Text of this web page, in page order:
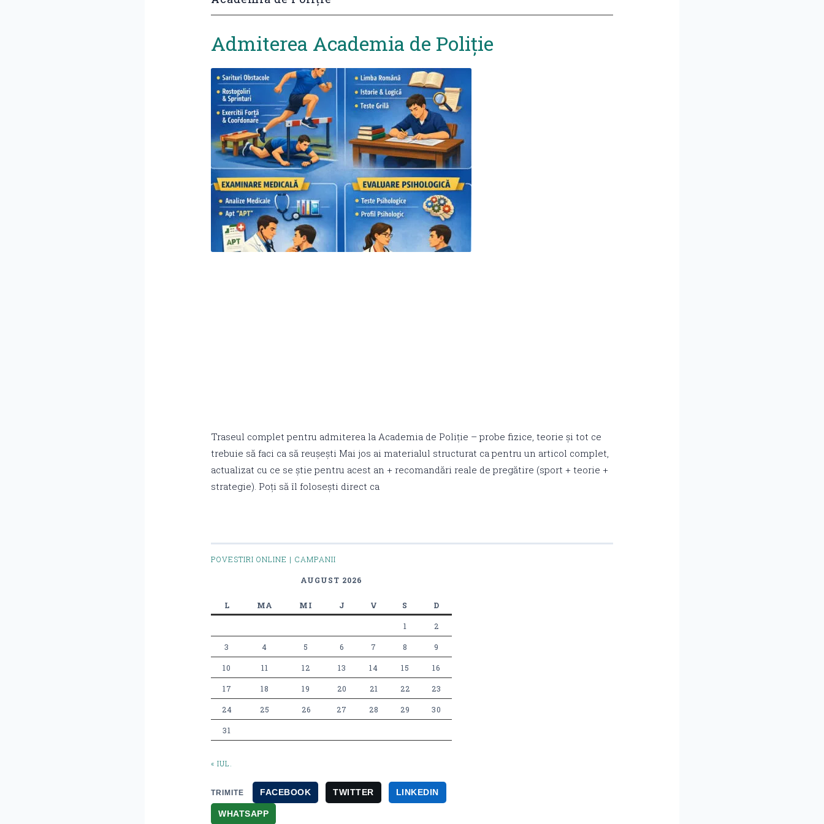
Admiterea Academia de Poliție
Traseul complet pentru admiterea la Academia de Poliție – probe fizice, teorie și tot ce
trebuie să faci ca să reușești Mai jos ai materialul structurat ca pentru un articol complet,
actualizat cu ce se știe pentru acest an + recomandări reale de pregătire (sport + teorie +
strategie). Poți să îl folosești direct ca
POVESTIRI ONLINE | CAMPANII
AUGUST 2026
L MA MI J V S D
1 2
3 4 5 6 7 8 9
10 11 12 13 14 15 16
17 18 19 20 21 22 23
24 25 26 27 28 29 30
31
« IUL.
TRIMITE FACEBOOK TWITTER LINKEDIN
WHATSAPP